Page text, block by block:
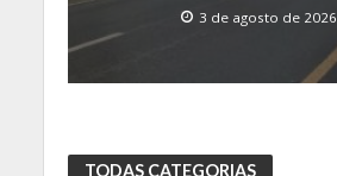
3 de agosto de 2026
TODAS CATEGORIAS